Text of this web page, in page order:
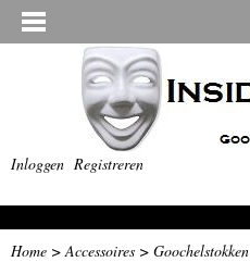
Inloggen Registreren
Home >Accessoires > Goochelstokken